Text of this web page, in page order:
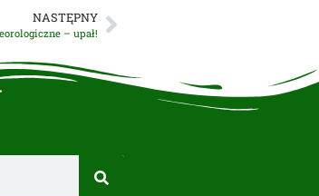
NASTĘPNY
– upał!